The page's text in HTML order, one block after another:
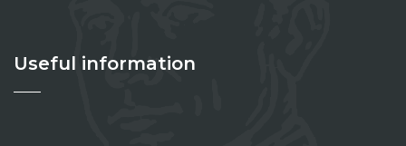
Useful information